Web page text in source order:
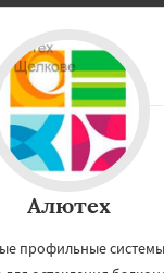
Алютех
профильные